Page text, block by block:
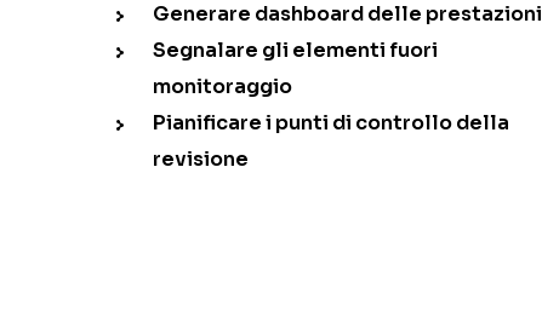
Generare dashboard delle prestazioni
Segnalare gli elementi fuori
monitoraggio
Pianificare i punti di controllo della
revisione